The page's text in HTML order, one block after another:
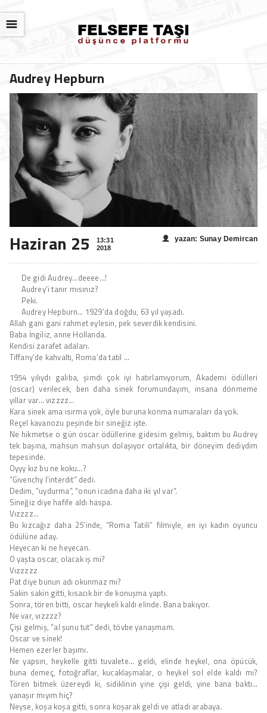
☰
Audrey Hepburn
Haziran 25
13:31
2018
yazan: Sunay Demircan
De gidi Audrey…deeee…!
Audrey’i tanır mısınız?
Peki.
Audrey Hepburn… 1929’da doğdu, 63 yıl yaşadı.
Allah gani gani rahmet eylesin, pek severdik kendisini.
Baba İngiliz, anne Hollanda.
Kendisi zarafet adaları.
Tiffany’de kahvaltı, Roma’da tatil …
1954 yılıydı galiba, şimdi çok iyi hatırlamıyorum, Akademi ödülleri
(oscar) verilecek, ben daha sinek forumundayım, insana dönmeme
yıllar var… vızzzz…
Kara sinek ama ısırma yok, öyle buruna konma numaraları da yok.
Reçel kavanozu peşinde bir sineğiz işte.
Ne hikmetse o gün oscar ödüllerine gidesim gelmiş, baktım bu Audrey
tek başına, mahsun mahsun dolaşıyor ortalıkta, bir döneyim dediydim
tepesinde.
Oyyy kız bu ne koku…?
“Givenchy l’interdit” dedi.
Dedim, “uydurma”, “onun icadına daha iki yıl var”.
Sineğiz diye hafife aldı haspa.
Vızzzz…
Bu kızcağız daha 25’inde, “Roma Tatili” filmiyle, en iyi kadın oyuncu
ödülüne aday.
Heyecan ki ne heyecan.
O yaşta oscar, olacak iş mi?
Vızzzzz
Pat diye bunun adı okunmaz mı?
Sakin sakin gitti, kısacık bir de konuşma yaptı.
Sonra, tören bitti, oscar heykeli kaldı elinde. Bana bakıyor.
Ne var, vızzzz?
Çişi gelmiş, “al şunu tut” dedi, tövbe yanaşmam.
Oscar ve sinek!
Hemen ezerler başımı.
Ne yapsın, heykelle gitti tuvalete… geldi, elinde heykel, ona öpücük,
buna demeç, fotoğraflar, kucaklaşmalar, o heykel sol elde kaldı mı?
Tören bitmek üzereydi ki, sidiklinin yine çişi geldi, yine bana baktı…
yanaşır mıyım hiç?
Neyse, koşa koşa gitti, sonra koşarak geldi ve atladı arabaya.